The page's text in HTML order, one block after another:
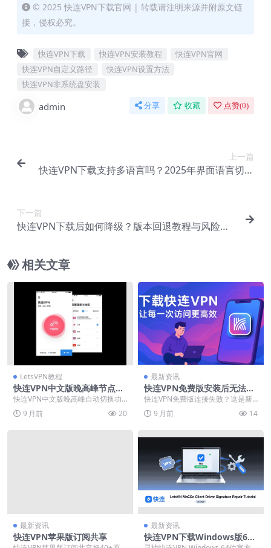
© 2025 快连VPN下载官网 | 转载请注明来源并附原文链
接，侵权必究。
快连VPN下载 快连VPN安装教程
快连VPN官网
快连VPN自定义路径
快连VPN设置方法
快连VPN非系统盘安装
admin 分享 收藏 点赞(0)
上一篇
快连VPN下载支持多语言吗？2025年界面语言切换
下一篇
快连VPN下载后如何降级？版本回退教程与风险提
相关文章
LetsVPN教程
快连VPN中文版晚高峰节点自
动切换
快连VPN中文版晚高峰自动切换功
能深度解析网络拥堵难题。晚间黄
金时段常面临网速骤...
9 月前 20
最新资讯
快连VPN免费版安装后无法连
接？常见报错与自救指南
快连VPN免费版连接失败？这是新
手常见问题，原因多样但解决有
方。本指南直击连接超...
9 月前 14
最新资讯
快连VPN苹果版订阅共享
最新资讯
快连VPN下载Windows版64